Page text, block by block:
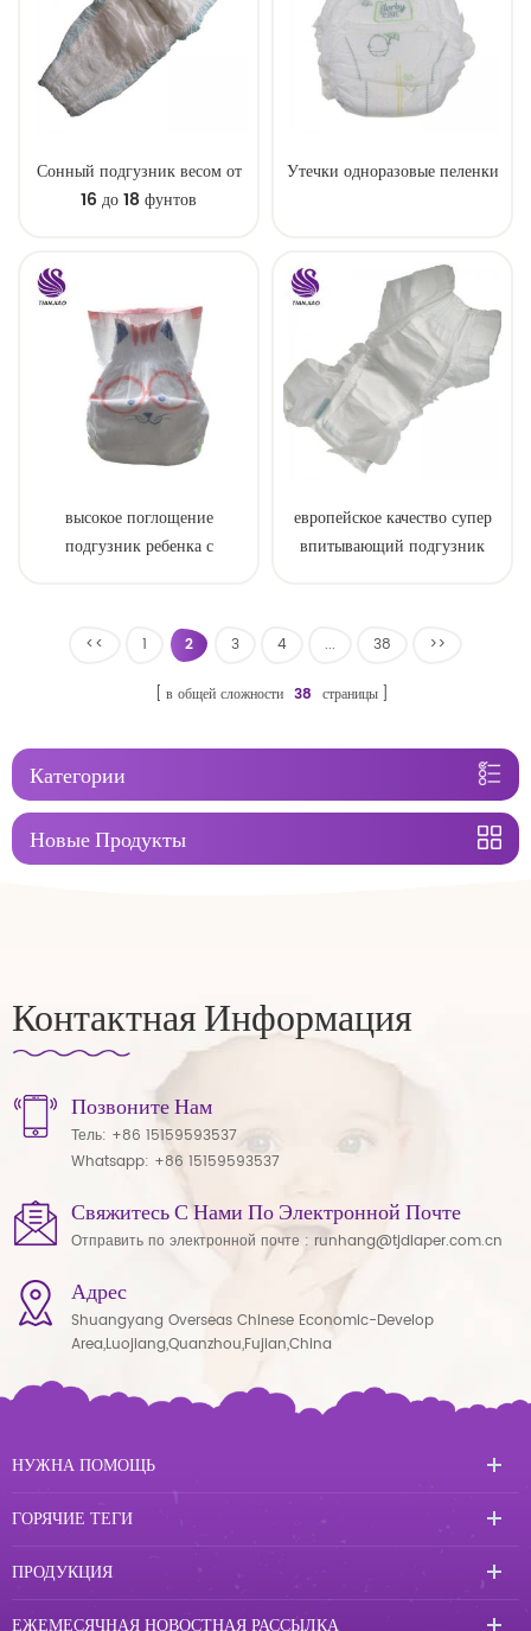
Сонный подгузник весом от
16 до 18 фунтов
Утечки одноразовые пеленки
высокое поглощение
подгузник ребенка с
европейское качество супер
впитывающий подгузник
<< 1 2 3 4 ... 38 >>
в общей сложности 38 страницы
Категории
Новые Продукты
Контактная Информация
Позвоните Нам
Тель: +86 15159593537
Whatsapp: +86 15159593537
Свяжитесь С Нами По Электронной Почте
Отправить по электронной почте : runhang@tjdiaper.com.cn
Адрес
Shuangyang Overseas Chinese Economic-Develop
Area,Luojiang,Quanzhou,Fujian,China
НУЖНА ПОМОЩЬ
ГОРЯЧИЕ ТЕГИ
ПРОДУКЦИЯ